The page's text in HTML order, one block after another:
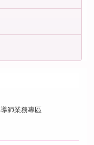
導師業務專區